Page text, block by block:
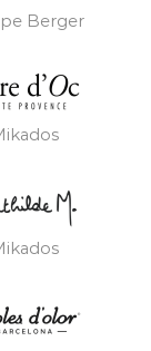
Berger